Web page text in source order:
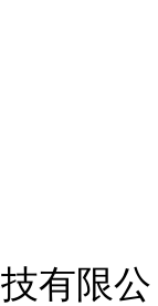
有限公